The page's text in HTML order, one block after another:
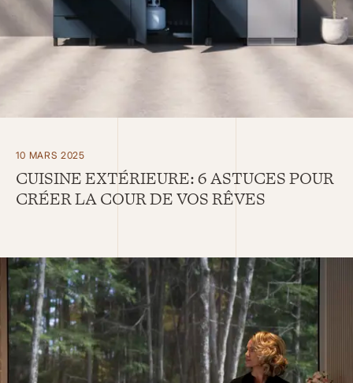
10 MARS 2025
CUISINE EXTÉRIEURE: 6 ASTUCES POUR
CRÉER LA COUR DE VOS RÊVES